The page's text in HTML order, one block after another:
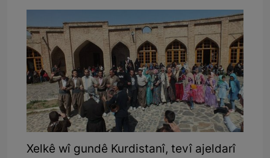
Xelkê wî gundê Kurdistanî, tevî ajeldarî